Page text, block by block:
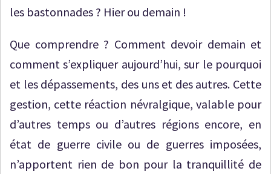
les bastonnades ? Hier ou demain !
Que comprendre ? Comment devoir demain et
comment s’expliquer aujourd’hui, sur le pourquoi
et les dépassements, des uns et des autres. Cette
gestion, cette réaction névralgique, valable pour
d’autres temps ou d’autres régions encore, en
état de guerre civile ou de guerres imposées,
n’apportent rien de bon pour la tranquillité de